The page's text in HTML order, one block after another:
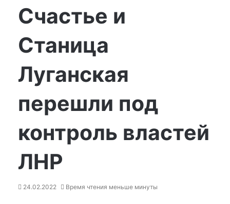
Счастье и
Станица
Луганская
перешли под
контроль властей
ЛНР
24.02.2022 Время чтения меньше минуты